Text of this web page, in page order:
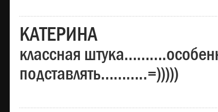
КАТЕРИНА
классная
подставлять………..=)))))